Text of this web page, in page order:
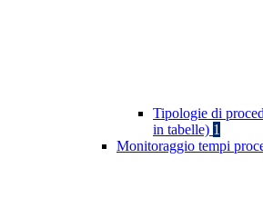
Tipologie di
in tabelle) 1
Monitoraggio tempi